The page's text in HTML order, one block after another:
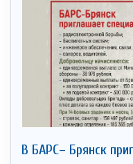
В БАРС– Брянcк